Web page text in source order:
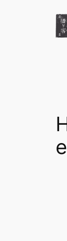
содержимому